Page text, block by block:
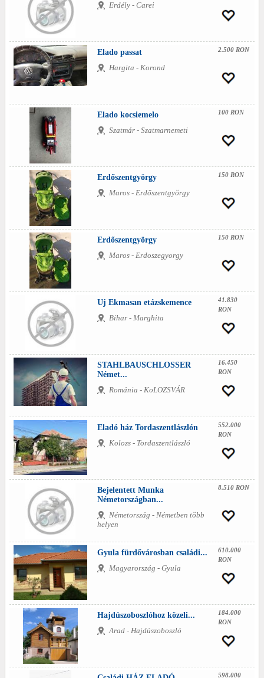
Erdély - Carei
Elado passat
Hargita - Korond
2.500 RON
Elado kocsiemelo
Szatmár - Szatmarnemeti
100 RON
Erdőszentgyörgy
Maros - Erdőszentgyörgy
150 RON
Erdőszentgyörgy
Maros - Erdoszegyorgy
150 RON
Uj Ekmasan etázskemence
Bihar - Marghita
41.830
RON
STAHLBAUSCHLOSSER
Német...
Románia - KoLOZSVÁR
16.450
RON
Eladó ház Tordaszentlászlón
Kolozs - Tordaszentlászló
552.000
RON
Bejelentett Munka
Németországban...
Németország - Németben több
helyen
8.510 RON
Gyula fürdővárosban családi...
Magyarország - Gyula
610.000
RON
Hajdúszoboszlóhoz közeli...
Arad - Hajdúszoboszló
184.000
RON
598.000